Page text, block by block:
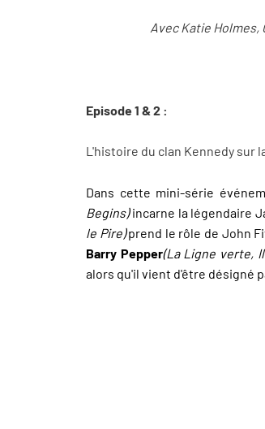
Avec Katie Holmes,
Episode 1 & 2 :
L'histoire du clan Kennedy sur
Dans cette mini-série
Begins)incarne la légendaire
le Pire)prend le rôle de John
Barry Pepper(La Ligne verte,
alors qu'il vient d'être désigné